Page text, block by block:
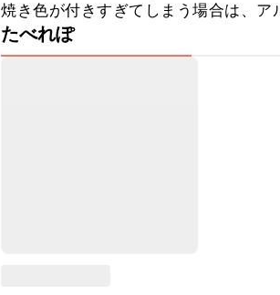
焼き色が付きすぎてしまう場合は、ア
たべれぽ